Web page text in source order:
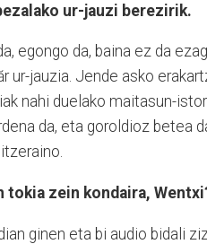
ur-jauzi berezirik.
egongo da, baina ez da
ur-jauzia. Jende asko
nahi duelako maitasun-
da, eta goroldioz betea
tokia zein kondaira,
ginen eta bi audio bidali